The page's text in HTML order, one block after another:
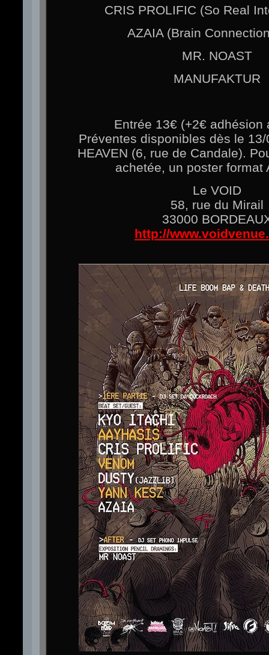
CRIS PROLIFIC (So Real
AZAIA (Brain
MR. NOAST
MANUFAKTUR
Entrée 13€ (+2€ adhésion
Préventes disponibles dès le
HEAVEN (6, rue de Candale).
achetée, un poster format
Le VOID
58, rue du Mirail
33000
http://